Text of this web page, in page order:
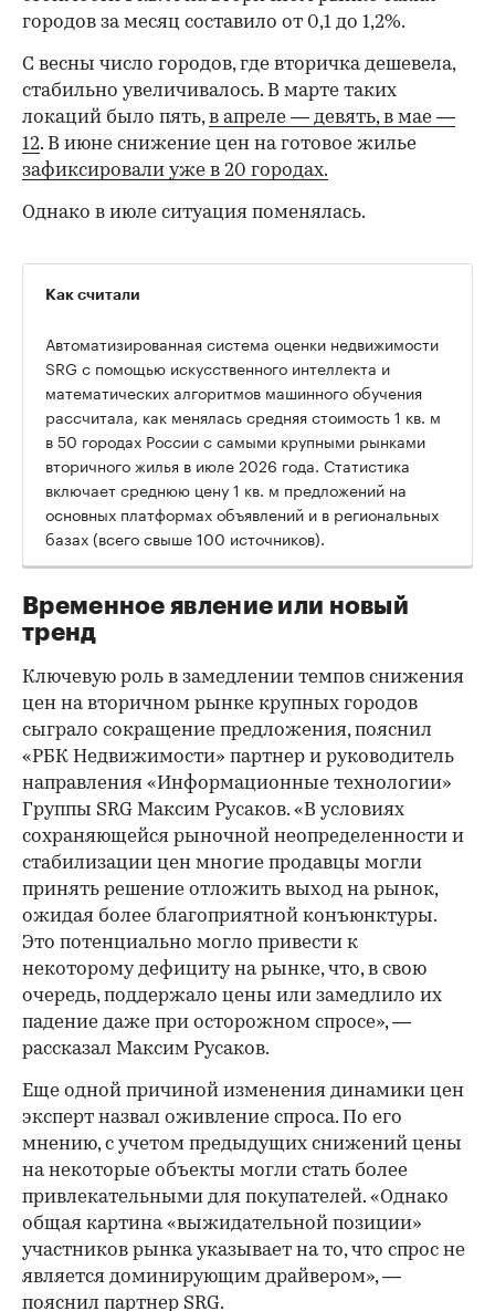
городов за месяц составило от 0,1 до 1,2%.
С весны число городов, где вторичка дешевела,
стабильно увеличивалось. В марте таких
локаций было пять,в апреле — девять,в мае —
12. В июне снижение цен на готовое жилье
зафиксировали уже в 20 городах.
Однако в июле ситуация поменялась.
00:00 / 00:00
Как считали
Автоматизированная система оценки недвижимости
SRG с помощью искусственного интеллекта и
математических алгоритмов машинного обучения
рассчитала, как менялась средняя стоимость 1 кв. м
в 50 городах России с самыми крупными рынками
вторичного жилья в июле 2026 года. Статистика
включает среднюю цену 1 кв. м предложений на
основных платформах объявлений и в региональных
базах (всего свыше 100 источников).
Временное явление или новый
тренд
Ключевую роль в замедлении темпов снижения
цен на вторичном рынке крупных городов
сыграло сокращение предложения, пояснил
«РБК Недвижимости» партнер и руководитель
направления «Информационные технологии»
Группы SRG Максим Русаков. «В условиях
сохраняющейся рыночной неопределенности и
стабилизации цен многие продавцы могли
принять решение отложить выход на рынок,
ожидая более благоприятной конъюнктуры.
Это потенциально могло привести к
некоторому дефициту на рынке, что, в свою
очередь, поддержало цены или замедлило их
падение даже при осторожном спросе», —
рассказал Максим Русаков.
Еще одной причиной изменения динамики цен
эксперт назвал оживление спроса. По его
мнению, с учетом предыдущих снижений цены
на некоторые объекты могли стать более
привлекательными для покупателей. «Однако
общая картина «выжидательной позиции»
участников рынка указывает на то, что спрос не
является доминирующим драйвером», —
пояснил партнер SRG.